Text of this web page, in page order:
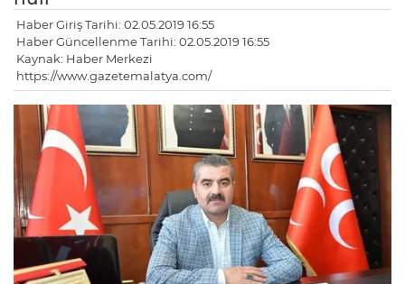
Haber Giriş Tarihi: 02.05.2019 16:55
Haber Güncellenme Tarihi: 02.05.2019 16:55
Kaynak: Haber Merkezi
https://www.gazetemalatya.com/